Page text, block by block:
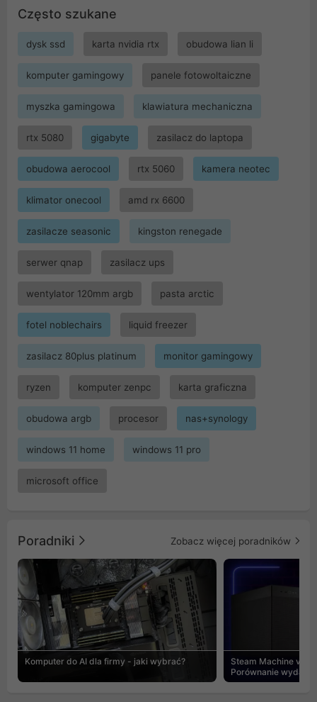
Często szukane
dysk ssd karta nvidia rtx obudowa lian li
komputer gamingowy panele fotowoltaiczne
myszka gamingowa klawiatura mechaniczna
rtx 5080 gigabyte zasilacz do laptopa
obudowa aerocool rtx 5060 kamera neotec
klimator onecool amd rx 6600
zasilacze seasonic kingston renegade
serwer qnap zasilacz ups
wentylator 120mm argb pasta arctic
fotel noblechairs liquid freezer
zasilacz 80plus platinum monitor gamingowy
ryzen komputer zenpc karta graficzna
obudowa argb procesor nas+synology
windows 11 home windows 11 pro
microsoft office
Poradniki Zobacz więcej poradników
Komputer do AI dla firmy - jaki wybrać?
Steam Machine vs
Porównanie